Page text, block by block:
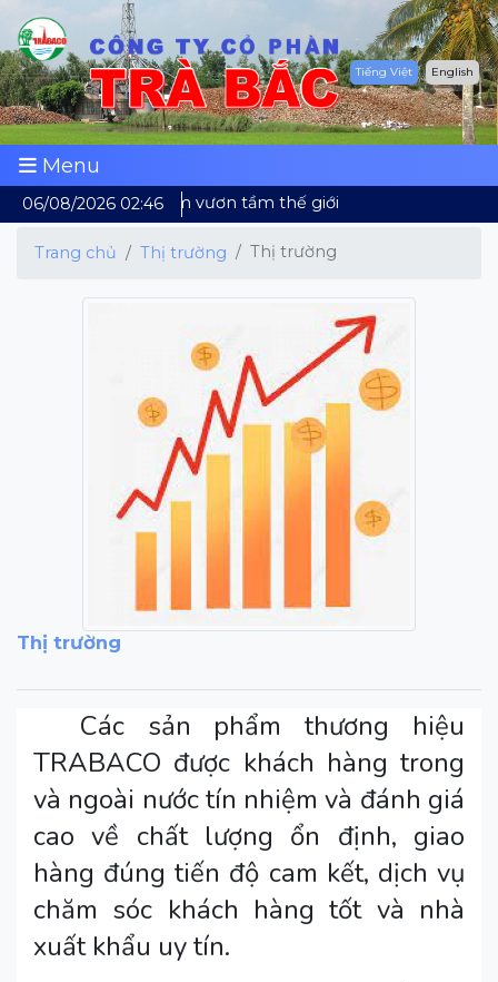
Tiếng Việt English
Menu
06/08/2026 02:46
Dừa Việt Nam vươn tầm thế giới
Trang chủ Thị trường Thị trường
Thị trường
Các sản phẩm thương hiệu
TRABACO được khách hàng trong
và ngoài nước tín nhiệm và đánh giá
cao về chất lượng ổn định, giao
hàng đúng tiến độ cam kết, dịch vụ
chăm sóc khách hàng tốt và nhà
xuất khẩu uy tín.